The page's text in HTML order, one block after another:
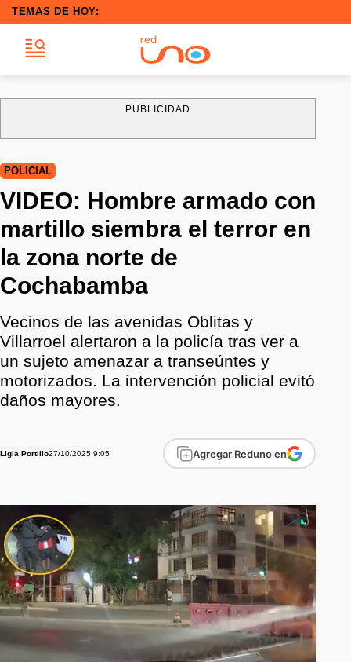
TEMAS DE HOY:
PUBLICIDAD
POLICIAL
VIDEO: Hombre armado con
martillo siembra el terror en
la zona norte de
Cochabamba
Vecinos de las avenidas Oblitas y
Villarroel alertaron a la policía tras ver a
un sujeto amenazar a transeúntes y
motorizados. La intervención policial evitó
daños mayores.
Ligia Portillo27/10/2025 9:05 Agregar Reduno en